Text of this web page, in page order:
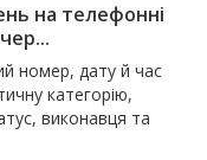
на телефонні
номер, дату й час
категорію,
виконавця та